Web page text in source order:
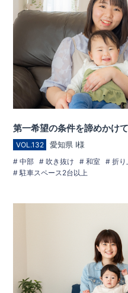
第一希望の条件を諦めかけ
VOL.132 愛知県 I様
中部 吹き抜け 和室 折り
駐車スペース2台以上